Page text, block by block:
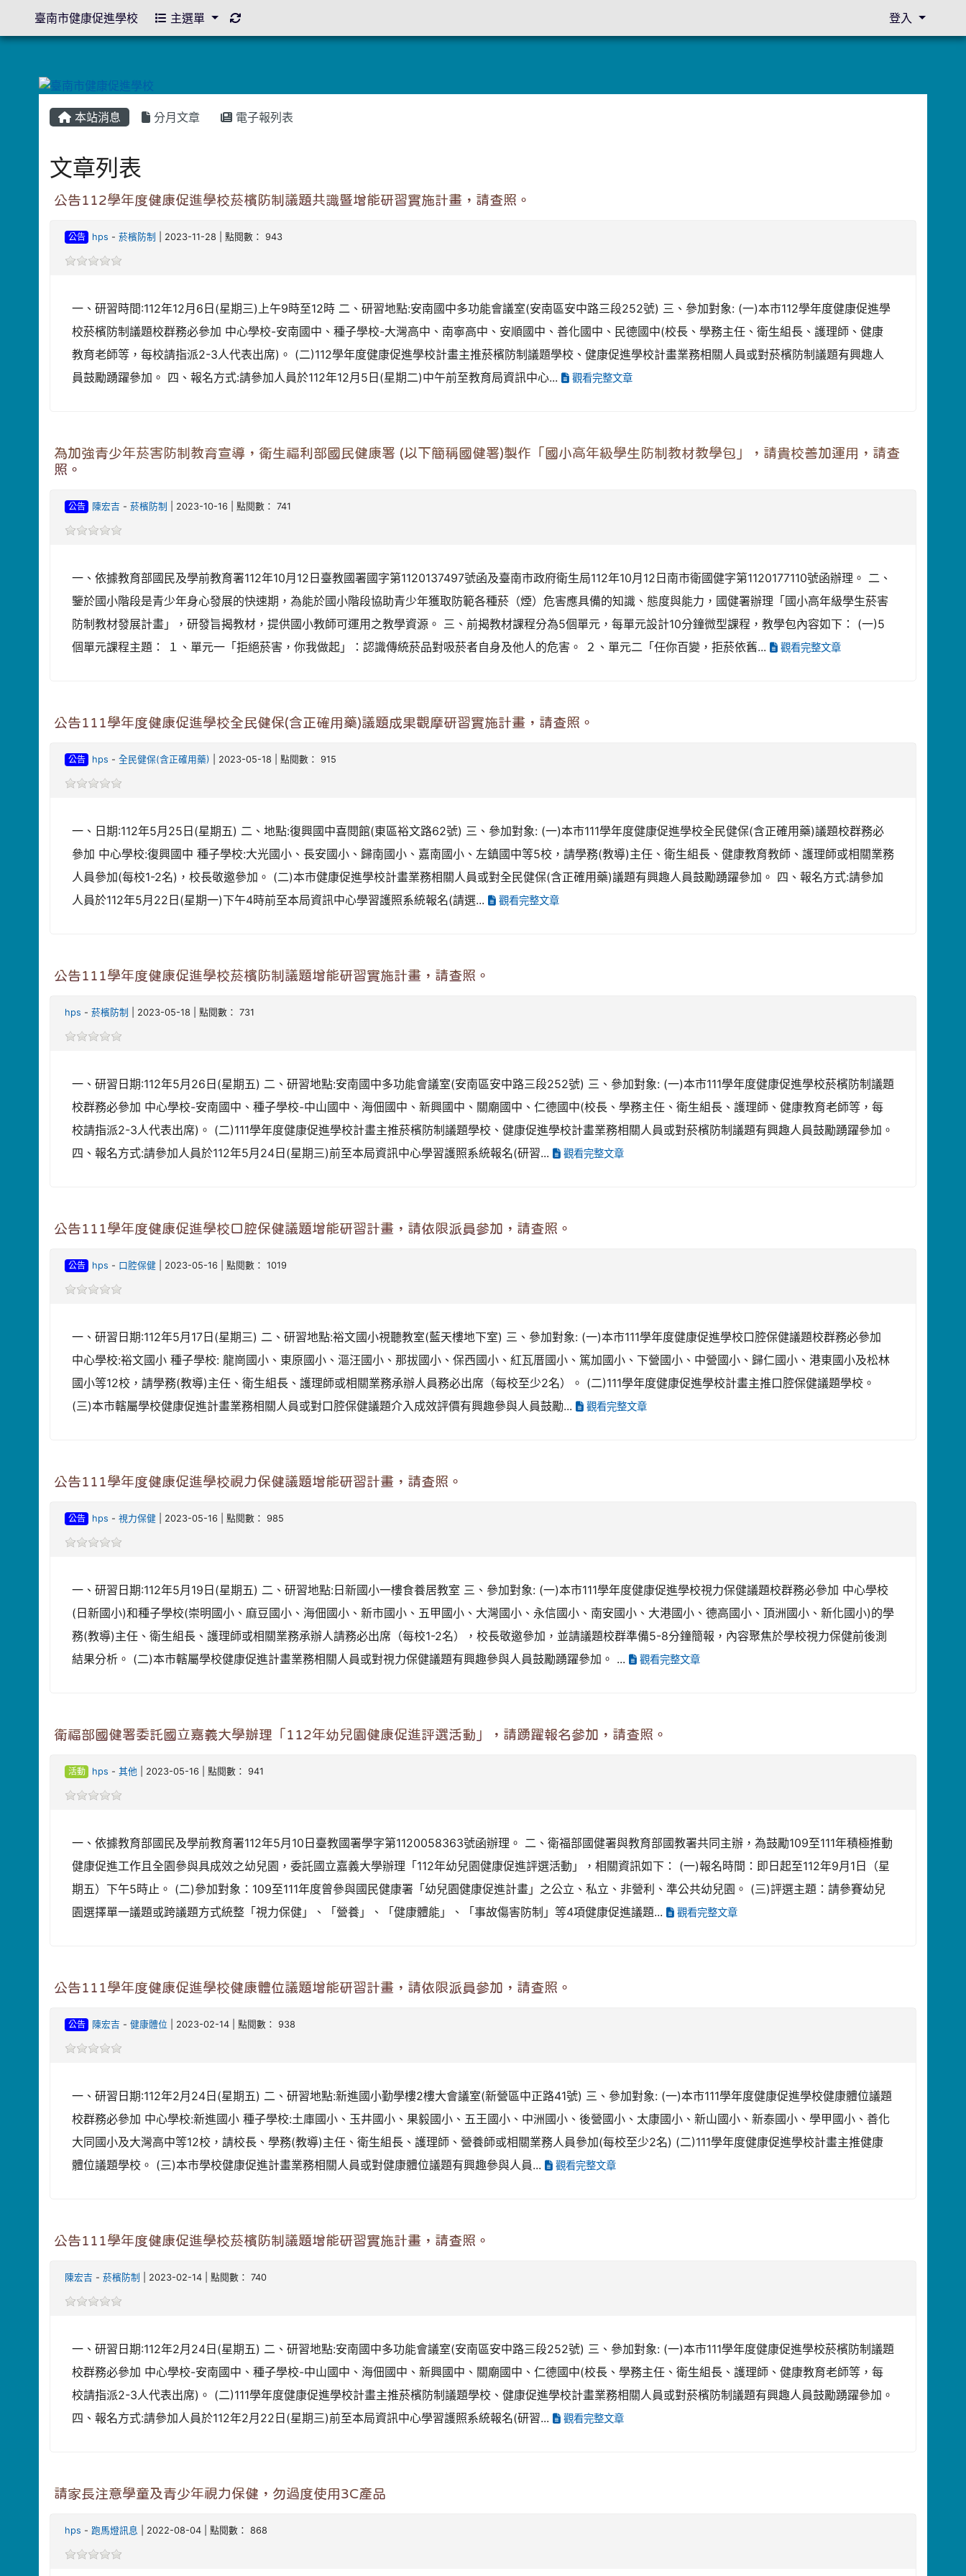
本站消息 分月文章 電子報列表
文章列表
公告112學年度健康促進學校菸檳防制議題共識暨增能研習實施計畫，請查照。
公告 hps -菸檳防制 | 2023-11-28 | 點閱數： 943
一、研習時間:112年12月6日(星期三)上午9時至12時 二、研習地點:安南國中多功能會議室(安南區安中路三段252號) 三、參加對象: (一)本市112學年度健康促進學
校菸檳防制議題校群務必參加 中心學校-安南國中、種子學校-大灣高中、南寧高中、安順國中、善化國中、民德國中(校長、學務主任、衛生組長、護理師、健康
教育老師等，每校請指派2-3人代表出席)。 (二)112學年度健康促進學校計畫主推菸檳防制議題學校、健康促進學校計畫業務相關人員或對菸檳防制議題有興趣人
員鼓勵踴躍參加。 四、報名方式:請參加人員於112年12月5日(星期二)中午前至教育局資訊中心...
觀看完整文章
為加強青少年菸害防制教育宣導，衛生福利部國民健康署 (以下簡稱國健署)製作「國小高年級學生防制教材教學包」，請貴校善加運用，請查
照。
公告 陳宏吉 -菸檳防制 | 2023-10-16 | 點閱數： 741
一、依據教育部國民及學前教育署112年10月12日臺教國署國字第1120137497號函及臺南市政府衛生局112年10月12日南市衛國健字第1120177110號函辦理。 二、
鑒於國小階段是青少年身心發展的快速期，為能於國小階段協助青少年獲取防範各種菸（煙）危害應具備的知識、態度與能力，國健署辦理「國小高年級學生菸害
防制教材發展計畫」，研發旨揭教材，提供國小教師可運用之教學資源。 三、前揭教材課程分為5個單元，每單元設計10分鐘微型課程，教學包內容如下： (一)5
個單元課程主題： １、單元一「拒絕菸害，你我做起」：認識傳統菸品對吸菸者自身及他人的危害。 ２、單元二「任你百變，拒菸依舊...
觀看完整文章
公告111學年度健康促進學校全民健保(含正確用藥)議題成果觀摩研習實施計畫，請查照。
公告 hps -全民健保(含正確用藥) | 2023-05-18 | 點閱數： 915
一、日期:112年5月25日(星期五) 二、地點:復興國中喜閱館(東區裕文路62號) 三、參加對象: (一)本市111學年度健康促進學校全民健保(含正確用藥)議題校群務必
參加 中心學校:復興國中 種子學校:大光國小、長安國小、歸南國小、嘉南國小、左鎮國中等5校，請學務(教導)主任、衛生組長、健康教育教師、護理師或相關業務
人員參加(每校1-2名)，校長敬邀參加。 (二)本市健康促進學校計畫業務相關人員或對全民健保(含正確用藥)議題有興趣人員鼓勵踴躍參加。 四、報名方式:請參加
人員於112年5月22日(星期一)下午4時前至本局資訊中心學習護照系統報名(請選...
觀看完整文章
公告111學年度健康促進學校菸檳防制議題增能研習實施計畫，請查照。
hps - 菸檳防制 | 2023-05-18 | 點閱數： 731
一、研習日期:112年5月26日(星期五) 二、研習地點:安南國中多功能會議室(安南區安中路三段252號) 三、參加對象: (一)本市111學年度健康促進學校菸檳防制議題
校群務必參加 中心學校-安南國中、種子學校-中山國中、海佃國中、新興國中、關廟國中、仁德國中(校長、學務主任、衛生組長、護理師、健康教育老師等，每
校請指派2-3人代表出席)。 (二)111學年度健康促進學校計畫主推菸檳防制議題學校、健康促進學校計畫業務相關人員或對菸檳防制議題有興趣人員鼓勵踴躍參加。
四、報名方式:請參加人員於112年5月24日(星期三)前至本局資訊中心學習護照系統報名(研習...
觀看完整文章
公告111學年度健康促進學校口腔保健議題增能研習計畫，請依限派員參加，請查照。
公告 hps - 口腔保健 | 2023-05-16 | 點閱數： 1019
一、研習日期:112年5月17日(星期三) 二、研習地點:裕文國小視聽教室(藍天樓地下室) 三、參加對象: (一)本市111學年度健康促進學校口腔保健議題校群務必參加
中心學校:裕文國小 種子學校: 龍崗國小、東原國小、漚汪國小、那拔國小、保西國小、紅瓦厝國小、篤加國小、下營國小、中營國小、歸仁國小、港東國小及松林
國小等12校，請學務(教導)主任、衛生組長、護理師或相關業務承辦人員務必出席（每校至少2名）。 (二)111學年度健康促進學校計畫主推口腔保健議題學校。
(三)本市轄屬學校健康促進計畫業務相關人員或對口腔保健議題介入成效評價有興趣參與人員鼓勵...
觀看完整文章
公告111學年度健康促進學校視力保健議題增能研習計畫，請查照。
公告 hps -視力保健 | 2023-05-16 | 點閱數： 985
一、研習日期:112年5月19日(星期五) 二、研習地點:日新國小一樓食養居教室 三、參加對象: (一)本市111學年度健康促進學校視力保健議題校群務必參加 中心學校
(日新國小)和種子學校(崇明國小、麻豆國小、海佃國小、新市國小、五甲國小、大灣國小、永信國小、南安國小、大港國小、德高國小、頂洲國小、新化國小)的學
務(教導)主任、衛生組長、護理師或相關業務承辦人請務必出席（每校1-2名），校長敬邀參加，並請議題校群準備5-8分鐘簡報，內容聚焦於學校視力保健前後測
結果分析。 (二)本市轄屬學校健康促進計畫業務相關人員或對視力保健議題有興趣參與人員鼓勵踴躍參加。 ...
觀看完整文章
衛福部國健署委託國立嘉義大學辦理「112年幼兒園健康促進評選活動」，請踴躍報名參加，請查照。
活動 hps -其他 | 2023-05-16 | 點閱數： 941
一、依據教育部國民及學前教育署112年5月10日臺教國署學字第1120058363號函辦理。 二、衛福部國健署與教育部國教署共同主辦，為鼓勵109至111年積極推動
健康促進工作且全園參與具成效之幼兒園，委託國立嘉義大學辦理「112年幼兒園健康促進評選活動」，相關資訊如下： (一)報名時間：即日起至112年9月1日（星
期五）下午5時止。 (二)參加對象：109至111年度曾參與國民健康署「幼兒園健康促進計畫」之公立、私立、非營利、準公共幼兒園。 (三)評選主題：請參賽幼兒
園選擇單一議題或跨議題方式統整「視力保健」、「營養」、「健康體能」、「事故傷害防制」等4項健康促進議題...
觀看完整文章
公告111學年度健康促進學校健康體位議題增能研習計畫，請依限派員參加，請查照。
公告 陳宏吉 -健康體位 | 2023-02-14 | 點閱數： 938
一、研習日期:112年2月24日(星期五) 二、研習地點:新進國小勤學樓2樓大會議室(新營區中正路41號) 三、參加對象: (一)本市111學年度健康促進學校健康體位議題
校群務必參加 中心學校:新進國小 種子學校:土庫國小、玉井國小、果毅國小、五王國小、中洲國小、後營國小、太康國小、新山國小、新泰國小、學甲國小、善化
大同國小及大灣高中等12校，請校長、學務(教導)主任、衛生組長、護理師、營養師或相關業務人員參加(每校至少2名) (二)111學年度健康促進學校計畫主推健康
體位議題學校。 (三)本市學校健康促進計畫業務相關人員或對健康體位議題有興趣參與人員...
觀看完整文章
公告111學年度健康促進學校菸檳防制議題增能研習實施計畫，請查照。
陳宏吉 - 菸檳防制 | 2023-02-14 | 點閱數： 740
一、研習日期:112年2月24日(星期五) 二、研習地點:安南國中多功能會議室(安南區安中路三段252號) 三、參加對象: (一)本市111學年度健康促進學校菸檳防制議題
校群務必參加 中心學校-安南國中、種子學校-中山國中、海佃國中、新興國中、關廟國中、仁德國中(校長、學務主任、衛生組長、護理師、健康教育老師等，每
校請指派2-3人代表出席)。 (二)111學年度健康促進學校計畫主推菸檳防制議題學校、健康促進學校計畫業務相關人員或對菸檳防制議題有興趣人員鼓勵踴躍參加。
四、報名方式:請參加人員於112年2月22日(星期三)前至本局資訊中心學習護照系統報名(研習...
觀看完整文章
請家長注意學童及青少年視力保健，勿過度使用3C產品
hps - 跑馬燈訊息 | 2022-08-04 | 點閱數： 868
臺南市健康促進學校 主選單 重新取得佈景設定 登入